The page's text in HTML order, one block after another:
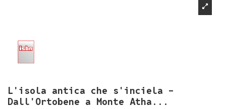
L'isola antica che s'inciela -
Dall'Ortobene a Monte Atha...